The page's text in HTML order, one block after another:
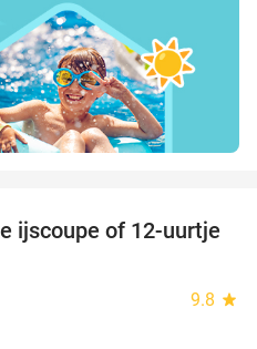
40%
ijscoupe of 12-uurtje
9.8 star